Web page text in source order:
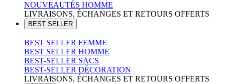
NOUVEAUTÉS HOMME
LIVRAISONS, ÉCHANGES ET RETOURS OFFERTS
BEST SELLER
BEST SELLER FEMME
BEST SELLER HOMME
BEST-SELLER SACS
BEST-SELLER DÉCORATION
LIVRAISONS, ÉCHANGES ET RETOURS OFFERTS